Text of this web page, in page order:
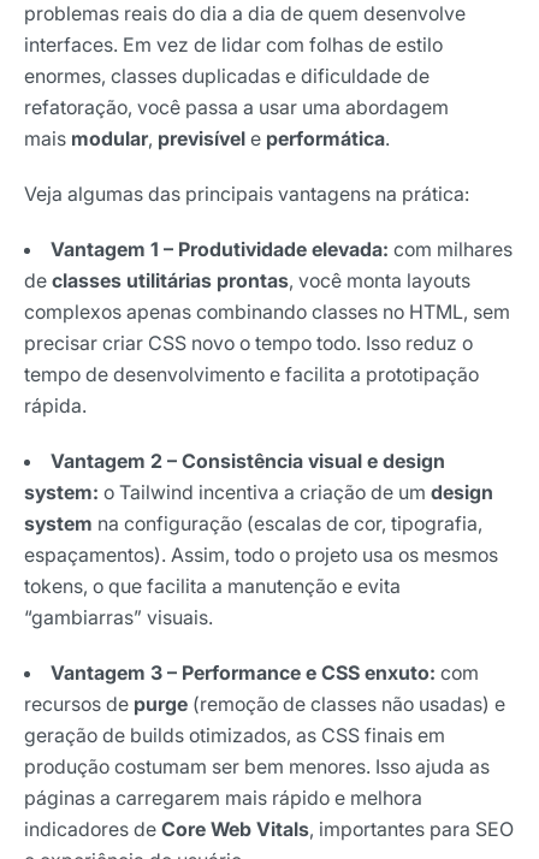
problemas reais do dia a dia de quem desenvolve
interfaces. Em vez de lidar com folhas de estilo
enormes, classes duplicadas e dificuldade de
refatoração, você passa a usar uma abordagem
mais modular, previsível e performática.
Veja algumas das principais vantagens na prática:
Vantagem 1 – Produtividade elevada: com milhares
de classes utilitárias prontas, você monta layouts
complexos apenas combinando classes no HTML, sem
precisar criar CSS novo o tempo todo. Isso reduz o
tempo de desenvolvimento e facilita a prototipação
rápida.
Vantagem 2 – Consistência visual e design
system: o Tailwind incentiva a criação de um design
system na configuração (escalas de cor, tipografia,
espaçamentos). Assim, todo o projeto usa os mesmos
tokens, o que facilita a manutenção e evita
“gambiarras” visuais.
Vantagem 3 – Performance e CSS enxuto: com
recursos de purge (remoção de classes não usadas) e
geração de builds otimizados, as CSS finais em
produção costumam ser bem menores. Isso ajuda as
páginas a carregarem mais rápido e melhora
indicadores de Core Web Vitals, importantes para SEO